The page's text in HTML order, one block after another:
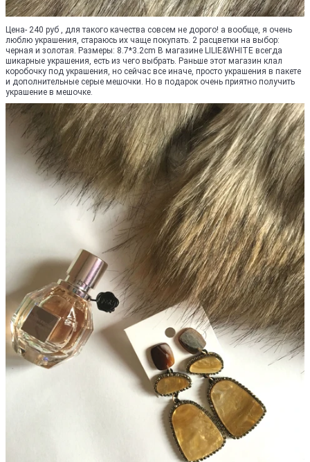
Цена- 240 руб , для такого качества совсем не дорого! а вообще, я очень
люблю украшения, стараюсь их чаще покупать. 2 расцветки на выбор:
черная и золотая. Размеры: 8.7*3.2cm В магазине LILIE&WHITE всегда
шикарные украшения, есть из чего выбрать. Раньше этот магазин клал
коробочку под украшения, но сейчас все иначе, просто украшения в пакете
и дополнительные серые мешочки. Но в подарок очень приятно получить
украшение в мешочке.